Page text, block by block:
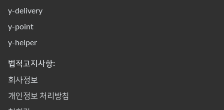
y-delivery
y-point
y-helper
법적고지사항:
회사정보
개인정보 처리방침